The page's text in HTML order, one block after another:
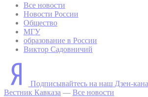
Все новости
Новости России
Общество
МГУ
образование в России
Виктор Садовничий
Подписывайтесь на наш Дзен-
Вестник Кавказа — Все новости